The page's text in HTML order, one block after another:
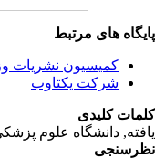
های مرتبط
کمیسیون نشریات
شرکت یکتاوب
کلیدی
, دانشگاه علوم پزشکی